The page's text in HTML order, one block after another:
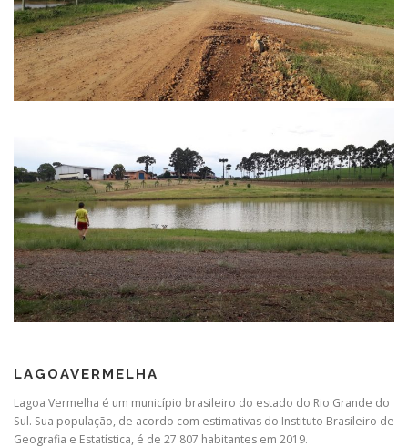
LAGOAVERMELHA
Lagoa Vermelha é um município brasileiro do estado do Rio Grande do
Sul. Sua população, de acordo com estimativas do Instituto Brasileiro de
Geografia e Estatística, é de 27 807 habitantes em 2019.